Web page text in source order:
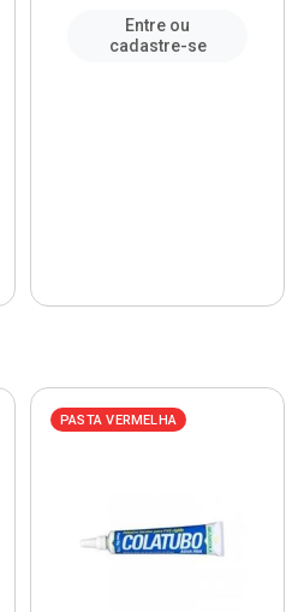
Entre ou
cadastre-se
PASTA VERMELHA